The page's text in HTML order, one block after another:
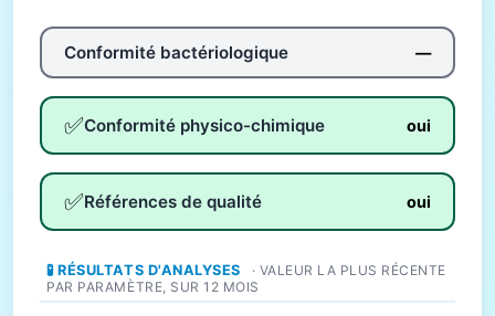
Conformité bactériologique —
✅Conformité physico-chimique oui
✅Références de qualité oui
🧪 RÉSULTATS D'ANALYSES
· VALEUR LA PLUS RÉCENTE
PAR PARAMÈTRE, SUR 12 MOIS